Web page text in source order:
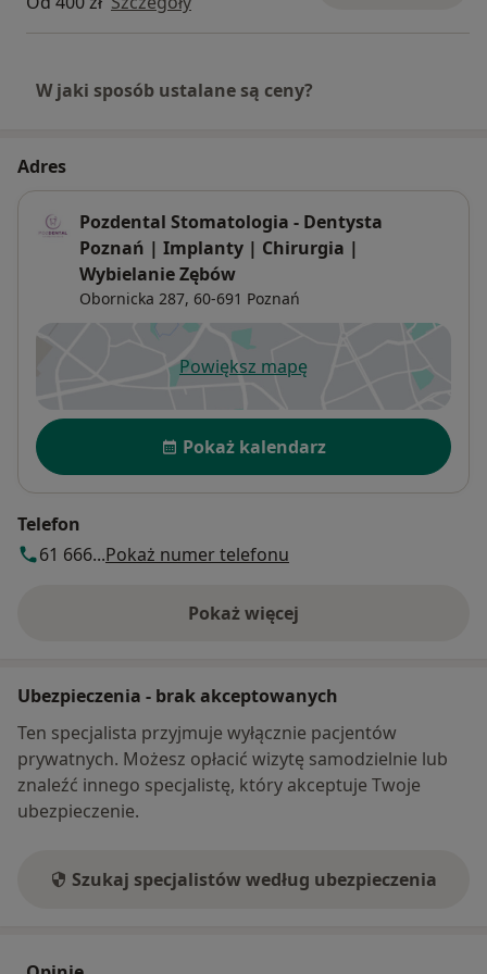
W jaki sposób ustalane są ceny?
Adres
Pozdental Stomatologia - Dentysta
Poznań | Implanty | Chirurgia |
Wybielanie Zębów
Obornicka 287, 60-691 Poznań
Powiększ mapęotwiera się w nowej karcie
Dostępność
Pokaż kalendarz
Telefon
61 666...Pokaż numer telefonu
Pokaż więcej
o adresie
Ubezpieczenia - brak akceptowanych
Ten specjalista przyjmuje wyłącznie pacjentów
prywatnych. Możesz opłacić wizytę samodzielnie lub
znaleźć innego specjalistę, który akceptuje Twoje
ubezpieczenie.
Szukaj specjalistów według ubezpieczenia